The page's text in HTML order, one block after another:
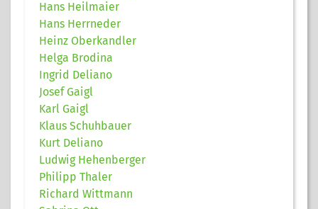
Hans Heilmaier
Hans Herrneder
Heinz Oberkandler
Helga Brodina
Ingrid Deliano
Josef Gaigl
Karl Gaigl
Klaus Schuhbauer
Kurt Deliano
Ludwig Hehenberger
Philipp Thaler
Richard Wittmann